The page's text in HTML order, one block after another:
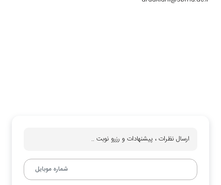
ارسال نظرات ، پیشنهادات و رزرو نوبت ..